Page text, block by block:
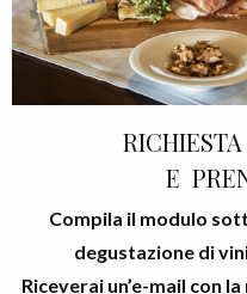
E
Compila il modulo
degustazione di
Riceverai un’e-mail con